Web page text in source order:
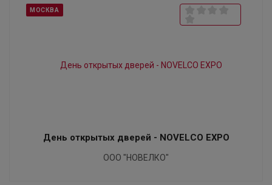
МОСКВА
День открытых дверей - NOVELCO EXPO
ООО "НОВЕЛКО"